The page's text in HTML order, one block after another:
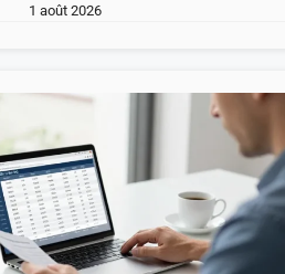
1 août 2026